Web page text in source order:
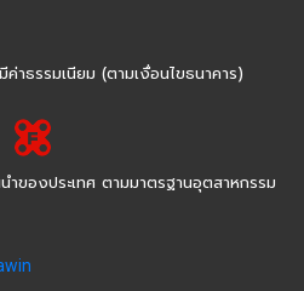
าธรรมเนียม (ตามเงื่อนไขธนาคาร)
องประเทศ ตามมาตรฐานอุตสาหกรรม